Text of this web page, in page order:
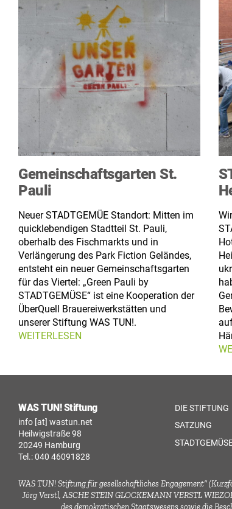
Gemeinschaftsgarten St.
Pauli
Neuer STADTGEMÜE Standort: Mitten im
quicklebendigen Stadtteil St. Pauli,
oberhalb des Fischmarkts und in
Verlängerung des Park Fiction Geländes,
entsteht ein neuer Gemeinschaftsgarten
für das Viertel: „Green Pauli by
STADTGEMÜSE“ ist eine Kooperation der
ÜberQuell Brauereiwerkstätten und
unserer Stiftung WAS TUN!.
WEITERLESEN
WAS TUN! Stiftung
info [at] wastun.net
Heilwigstraße 98
20249 Hamburg
Tel.: 040 46091828
DIE STIFTUNG
SATZUNG
WAS TUN! Stiftung für gesellschaftliches Engagement“
Jörg Verstl, ASCHE STEIN GLOCKEMANN VERSTL
des demokratischen Staatswesens sowie die